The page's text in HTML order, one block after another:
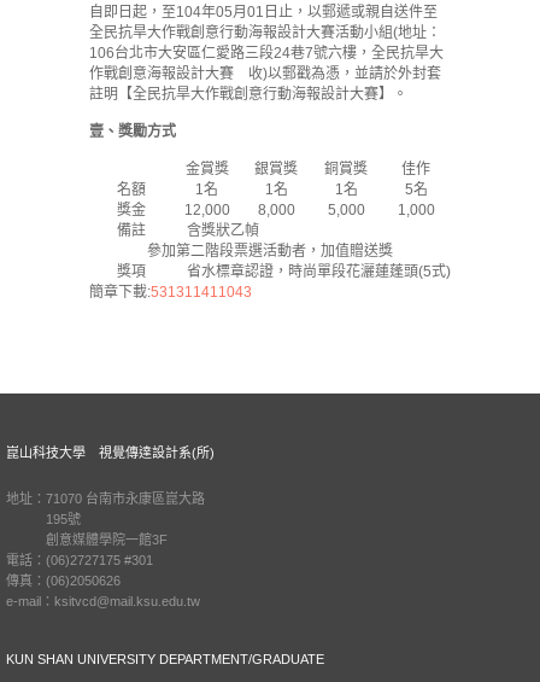
自即日起，至104年05月01日止，以郵遞或親自送件至
全民抗旱大作戰創意行動海報設計大賽活動小組(地址：
106台北市大安區仁愛路三段24巷7號六樓，全民抗旱大
作戰創意海報設計大賽 收)以郵戳為憑，並請於外封套
註明【全民抗旱大作戰創意行動海報設計大賽】。
壹、 獎勵方式
金賞獎 銀賞獎 銅賞獎
佳作
名額
1名 1名 1名
5名
獎金
12,000 8,000 5,000
1,000
備註
含獎狀乙幀
參加第二階段票選活動者，加值贈送獎
獎項
省水標章認證，時尚單段花灑蓮蓬頭(5式)
簡章下載:531311411043
崑山科技大學 視覺傳達設計系(所)
地址：71070 台南市永康區崑大路
195號
創意媒體學院一館3F
電話：(06)2727175 #301
傳真：(06)2050626
e-mail：ksitvcd@mail.ksu.edu.tw
KUN SHAN UNIVERSITY DEPARTMENT/GRADUATE